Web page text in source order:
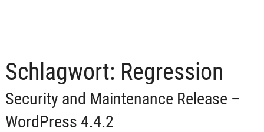
Schlagwort: Regression
Security and Maintenance Release –
WordPress 4.4.2